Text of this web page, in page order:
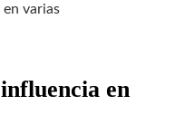
varias
en